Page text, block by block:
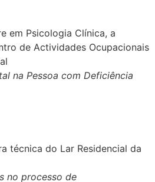
em Psicologia Clínica, a
de Actividades Ocupacionais
na Pessoa com Deficiência
técnica do Lar Residencial da
no processo de